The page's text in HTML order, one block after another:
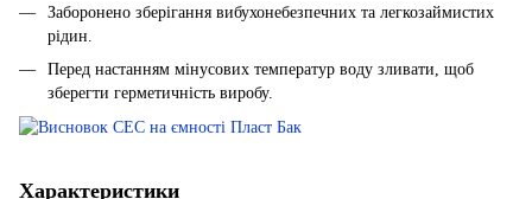
Заборонено зберігання вибухонебезпечних та легкозаймистих
рідин.
Перед настанням мінусових температур воду зливати, щоб
зберегти герметичність виробу.
Характеристики